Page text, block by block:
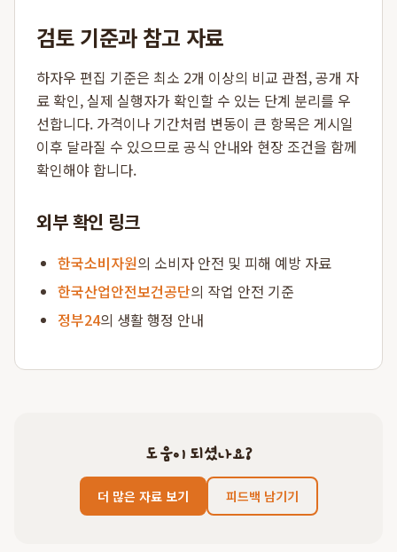
검토 기준과 참고 자료
하자우 편집 기준은 최소 2개 이상의 비교 관점, 공개 자
료 확인, 실제 실행자가 확인할 수 있는 단계 분리를 우
선합니다. 가격이나 기간처럼 변동이 큰 항목은 게시일
이후 달라질 수 있으므로 공식 안내와 현장 조건을 함께
확인해야 합니다.
외부 확인 링크
한국소비자원의 소비자 안전 및 피해 예방 자료
한국산업안전보건공단의 작업 안전 기준
정부24의 생활 행정 안내
도움이 되셨나요?
더 많은 자료 보기 피드백 남기기